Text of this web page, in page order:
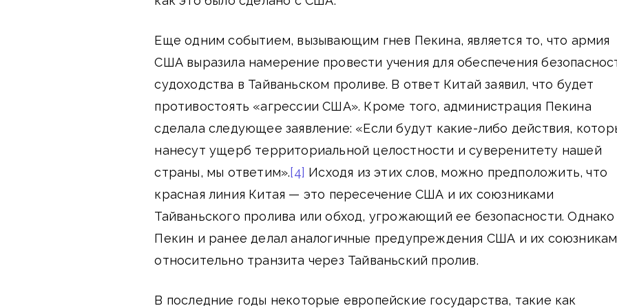
Еще одним событием, вызывающим гнев Пекина, является то, что армия
США выразила намерение провести учения для обеспечения
судоходства в Тайваньском проливе. В ответ Китай заявил, что будет
противостоять «агрессии США». Кроме того, администрация Пекина
сделала следующее заявление: «Если будут какие-либо действия,
нанесут ущерб территориальной целостности и суверенитету нашей
страны, мы ответим».[4] Исходя из этих слов, можно предположить, что
красная линия Китая — это пересечение США и их союзниками
Тайваньского пролива или обход, угрожающий ее безопасности. Однако
Пекин и ранее делал аналогичные предупреждения США и их союзникам
относительно транзита через Тайваньский пролив.
В последние годы некоторые европейские государства, такие как